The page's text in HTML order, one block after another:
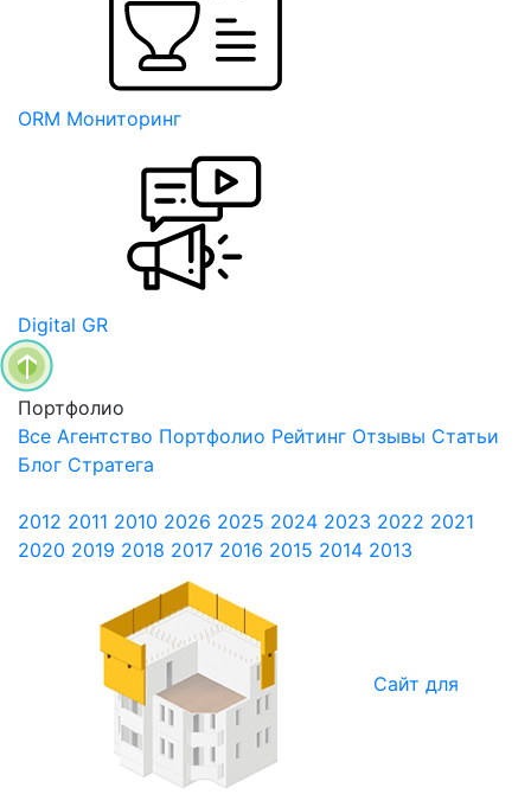
ORM Мониторинг
Digital GR
Портфолио
Все Агентство Портфолио Рейтинг Отзывы Статьи
Блог Стратега
2012 2011 2010 2026 2025 2024 2023 2022 2021
2020 2019 2018 2017 2016 2015 2014 2013
Сайт для